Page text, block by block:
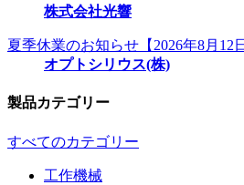
株式会社光響
夏季休業のお知らせ【2026年8月12
オプトシリウス(株)
製品カテゴリー
すべてのカテゴリー
工作機械